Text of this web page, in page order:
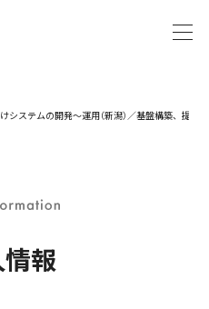
システムの開発～運用（新潟）／基盤構築、提案
報